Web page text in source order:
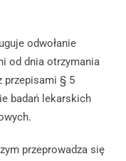
odwołanie
od dnia otrzymania
przepisami § 5
badań lekarskich
przeprowadza się